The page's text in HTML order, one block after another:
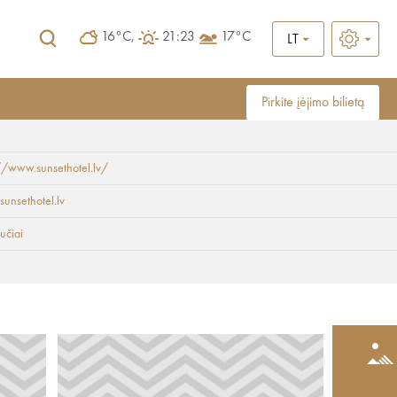
16°C, 21:23 17°C LT
Pirkite įėjimo bilietą
www.sunsethotel.lv/